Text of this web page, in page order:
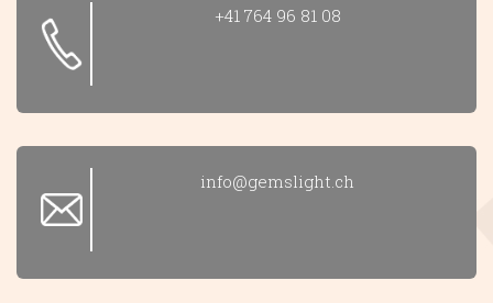
icon
2
+41 764 96 81 08
3
info@gemslight.ch